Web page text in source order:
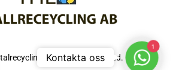
AB. All right reserved.
1
Kontakta oss